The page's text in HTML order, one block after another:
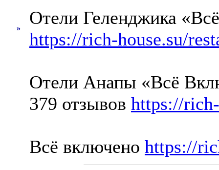
»
Отели Геленджика
https://rich-house.su/
Отели Анапы «Всё
379 отзывов https://
Всё включено https://